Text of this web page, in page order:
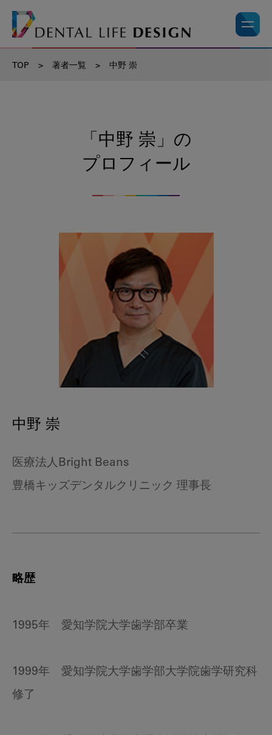
TOP > 著者一覧 > 中野 崇
「中野 崇」の
プロフィール
中野 崇
医療法人Bright Beans
豊橋キッズデンタルクリニック 理事長
略歴
1995年 愛知学院大学歯学部卒業
1999年 愛知学院大学歯学部大学院歯学研究科
修了